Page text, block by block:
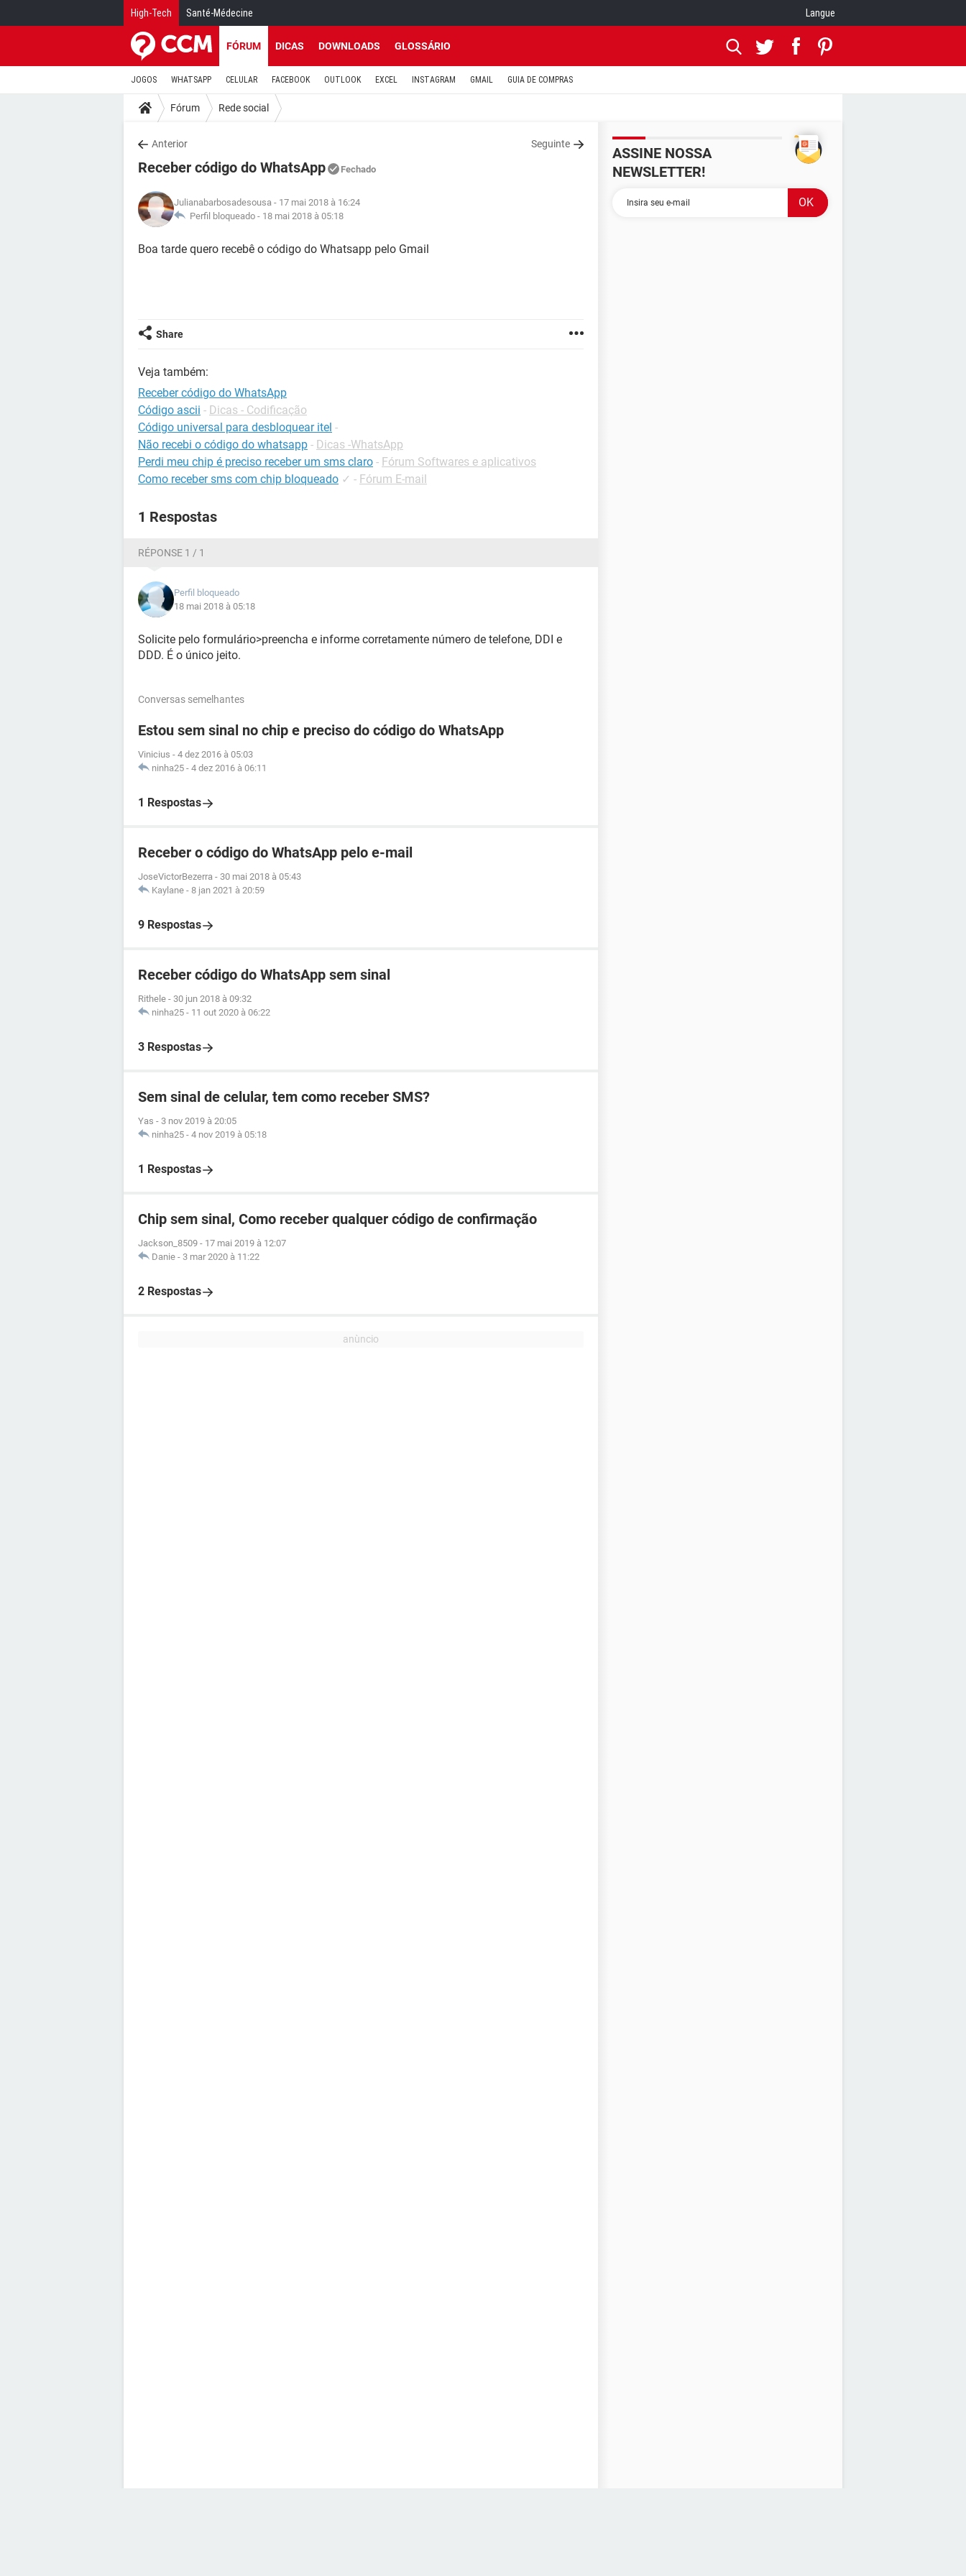
High-Tech Santé-Médecine Langue
FÓRUM DICAS DOWNLOADS GLOSSÁRIO
JOGOS WHATSAPP CELULAR FACEBOOK OUTLOOK EXCEL INSTAGRAM GMAIL GUIA DE COMPRAS
Fórum Rede social
Anterior Seguinte
Receber código do WhatsApp Fechado
Julianabarbosadesousa - 17 mai 2018 à 16:24
Perfil bloqueado - 18 mai 2018 à 05:18
Boa tarde quero recebê o código do Whatsapp pelo Gmail
Share
Veja também:
Receber código do WhatsApp
Código ascii - Dicas - Codificação
Código universal para desbloquear itel -
Não recebi o código do whatsapp - Dicas -WhatsApp
Perdi meu chip é preciso receber um sms claro - Fórum Softwares e aplicativos
Como receber sms com chip bloqueado ✓ - Fórum E-mail
1 Respostas
RÉPONSE 1 / 1
Perfil bloqueado
18 mai 2018 à 05:18
Solicite pelo formulário>preencha e informe corretamente número de telefone, DDI e
DDD. É o único jeito.
Conversas semelhantes
Estou sem sinal no chip e preciso do código do WhatsApp
Vinicius - 4 dez 2016 à 05:03
ninha25 - 4 dez 2016 à 06:11
1 Respostas
Receber o código do WhatsApp pelo e-mail
JoseVictorBezerra - 30 mai 2018 à 05:43
Kaylane - 8 jan 2021 à 20:59
9 Respostas
Receber código do WhatsApp sem sinal
Rithele - 30 jun 2018 à 09:32
ninha25 - 11 out 2020 à 06:22
3 Respostas
Sem sinal de celular, tem como receber SMS?
Yas - 3 nov 2019 à 20:05
ninha25 - 4 nov 2019 à 05:18
1 Respostas
Chip sem sinal, Como receber qualquer código de confirmação
Jackson_8509 - 17 mai 2019 à 12:07
Danie - 3 mar 2020 à 11:22
2 Respostas
ASSINE NOSSA
NEWSLETTER!